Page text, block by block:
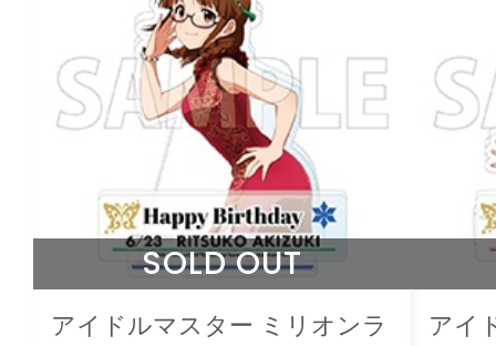
SOLD OUT
アイドルマスター ミリオンラ
アイ